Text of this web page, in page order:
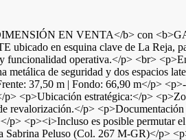
EN VENTA</b> con
ubicado en esquina clave de La Reja,
operativa.</p> <br>
metálica de seguridad y dos espacios
37,50 m | Fondo: 66,90 m</p>
<p>Ubicación estratégica:</p>
revalorización.</p>
<p><i>Incluso es posible permutar
Sabrina Peluso (Col. 267 M-GR)</